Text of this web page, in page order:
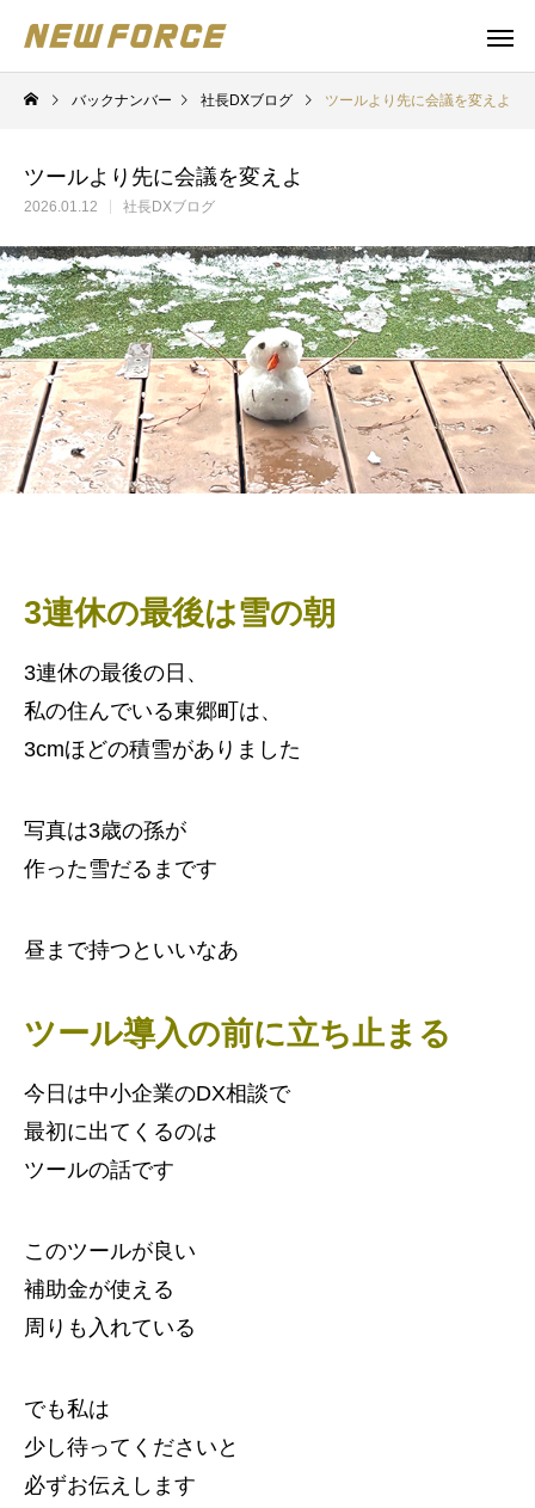
WEBコンテンツ Claude
バックナンバー 社長DXブログ ツールより先に会議を変えよ
ツールより先に会議を変えよ
2026.01.12 社長DXブログ
3連休の最後は雪の朝
3連休の最後の日、
私の住んでいる東郷町は、
3cmほどの積雪がありました
写真は3歳の孫が
作った雪だるまです
昼まで持つといいなあ
ツール導入の前に立ち止まる
今日は中小企業のDX相談で
最初に出てくるのは
ツールの話です
このツールが良い
補助金が使える
周りも入れている
でも私は
少し待ってくださいと
必ずお伝えします